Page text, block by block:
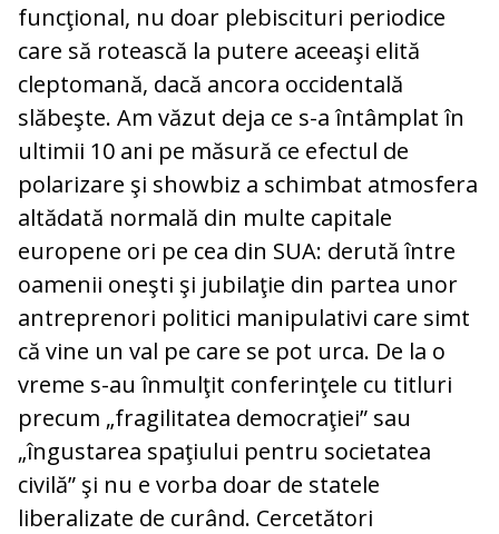
funcţional, nu doar plebiscituri periodice
care să rotească la putere aceeaşi elită
cleptomană, dacă ancora occidentală
slăbeşte. Am văzut deja ce s-a întâmplat în
ultimii 10 ani pe măsură ce efectul de
polarizare şi showbiz a schimbat atmosfera
altădată normală din multe capitale
europene ori pe cea din SUA: derută între
oamenii oneşti şi jubilaţie din partea unor
antreprenori politici manipulativi care simt
că vine un val pe care se pot urca. De la o
vreme s-au înmulţit conferinţele cu titluri
precum „fragilitatea democraţiei” sau
„îngustarea spaţiului pentru societatea
civilă” şi nu e vorba doar de statele
liberalizate de curând. Cercetători